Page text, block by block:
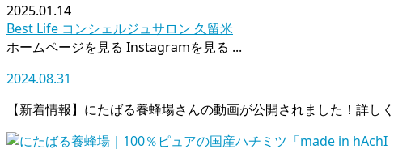
2025.01.14
Best Life コンシェルジュサロン 久留米
ホームページを見る Instagramを見る ...
2024.08.31
【新着情報】にたばる養蜂場さんの動画が公開されました！詳し